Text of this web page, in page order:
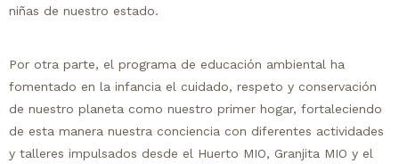
niñas de nuestro estado.
Por otra parte, el programa de educación ambiental ha
fomentado en la infancia el cuidado, respeto y conservación
de nuestro planeta como nuestro primer hogar, fortaleciendo
de esta manera nuestra conciencia con diferentes actividades
y talleres impulsados desde el Huerto MIO, Granjita MIO y el